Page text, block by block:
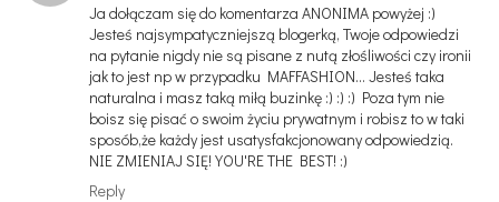
Ja dołączam się do komentarza ANONIMA powyżej :)
Jesteś najsympatyczniejszą blogerką, Twoje odpowiedzi
na pytanie nigdy nie są pisane z nutą złośliwości czy ironii
jak to jest np w przypadku MAFFASHION... Jesteś taka
naturalna i masz taką miłą buzinkę :) :) :) Poza tym nie
boisz się pisać o swoim życiu prywatnym i robisz to w taki
sposób,że każdy jest usatysfakcjonowany odpowiedzią.
NIE ZMIENIAJ SIĘ! YOU'RE THE BEST! :)
Reply